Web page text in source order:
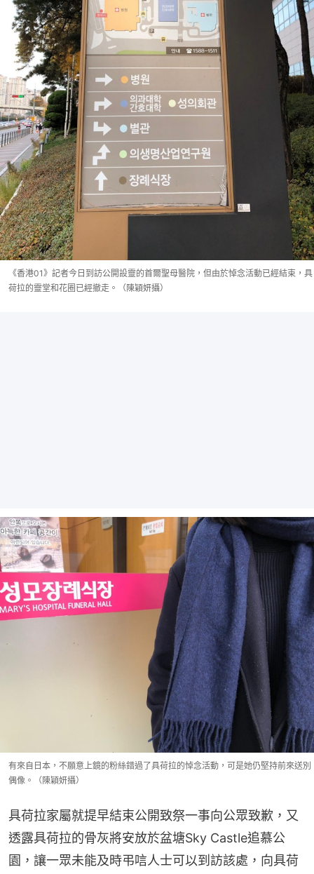
《香港01》記者今日到訪公開設靈的首爾聖母醫院，但由於悼念活動已經結束，具
荷拉的靈堂和花圈已經撤走。（陳穎妍攝）
有來自日本，不願意上鏡的粉絲錯過了具荷拉的悼念活動，可是她仍堅持前來送別
偶像。（陳穎妍攝）
具荷拉家屬就提早結束公開致祭一事向公眾致歉，又
透露具荷拉的骨灰將安放於盆塘Sky Castle追慕公
園，讓一眾未能及時弔唁人士可以到訪該處，向具荷